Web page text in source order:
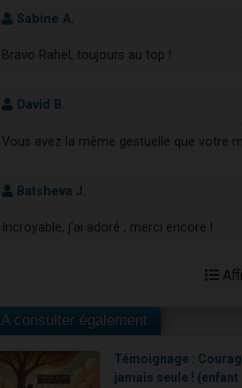
Sabine A.
Bravo Rahel, toujours au top !
David B.
Vous avez la même gestuelle que votre
Batsheva J.
Incroyable, j'ai adoré , merci encore !
A consulter également
Témoignage :
jamais seule ! (enfant